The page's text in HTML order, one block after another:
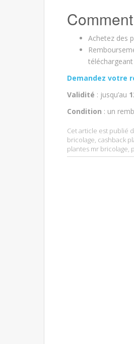
Achetez des
Demandez votre
Validité : jusqu’au
Condition : un
Cet article est publié
bricolage, cashback
plantes mr bricolage,